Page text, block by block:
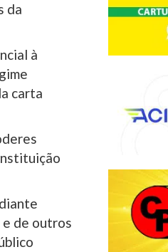
da
à
carta
e de outros